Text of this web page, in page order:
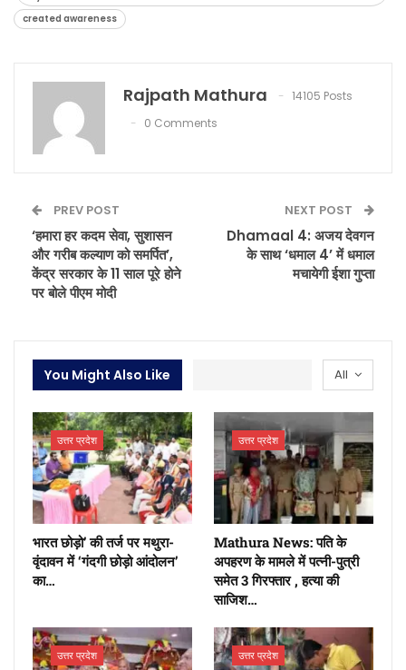
created awareness
Rajpath Mathura
14105 Posts
0 Comments
PREV POST
‘हमारा हर कदम सेवा, सुशासन
और गरीब कल्याण को समर्पित’,
केंद्र सरकार के 11 साल पूरे होने
पर बोले पीएम मोदी
NEXT POST
Dhamaal 4: अजय देवगन
के साथ ‘धमाल 4’ में धमाल
मचायेगी ईशा गुप्ता
All
You Might Also Like
उत्तर प्रदेश
भारत छोड़ो’ की तर्ज पर मथुरा-
वृंदावन में ‘गंदगी छोड़ो आंदोलन’
का…
उत्तर प्रदेश
Mathura News: पति के
अपहरण के मामले में पत्नी-पुत्री
समेत 3 गिरफ्तार , हत्या की
साजिश…
उत्तर प्रदेश उत्तर प्रदेश